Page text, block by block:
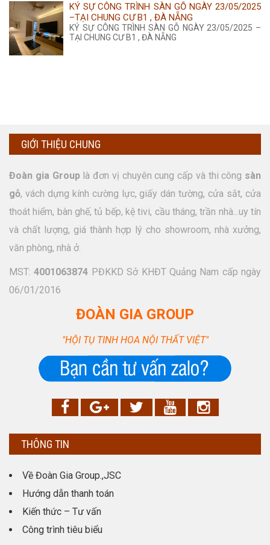
KÝ SỰ CÔNG TRÌNH SÀN GỖ NGÀY 23/05/2025
–TẠI CHUNG CƯ B1 , ĐÀ NẴNG
KÝ SỰ CÔNG TRÌNH SÀN GỖ NGÀY 23/05/2025 –
TẠI CHUNG CƯ B1 , ĐÀ NẴNG
GIỚI THIỆU CHUNG
Đoàn gia Group là đơn vị chuyên cung cấp và thi công sàn
gỗ, vách dựng kính cường lực, giấy dán tường, cửa sắt, cửa
thoát hiểm, bàn ghế, tủ bếp, kệ tivi, cầu tháng, trần nhà...uy tín
và chất lượng, giá thành hợp lý cho showroom, nhà xưởng,
văn phòng, nhà ở.
MST:4001063874 PĐKKD Sở KHĐT Quảng Nam cấp ngày
06/01/2016
ĐOÀN GIA GROUP
"HỘI TỤ TINH HOA NỘI THẤT VIỆT"
THÔNG TIN
Về Đoàn Gia Group.,JSC
Hướng dẫn thanh toán
Kiến thức – Tư vấn
Công trình tiêu biểu